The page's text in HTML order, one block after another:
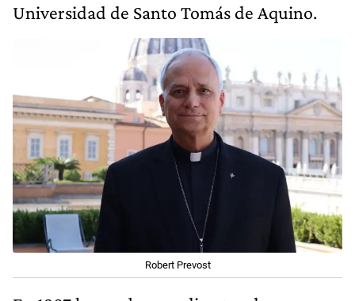
Universidad de Santo Tomás de Aquino.
Robert Prevost